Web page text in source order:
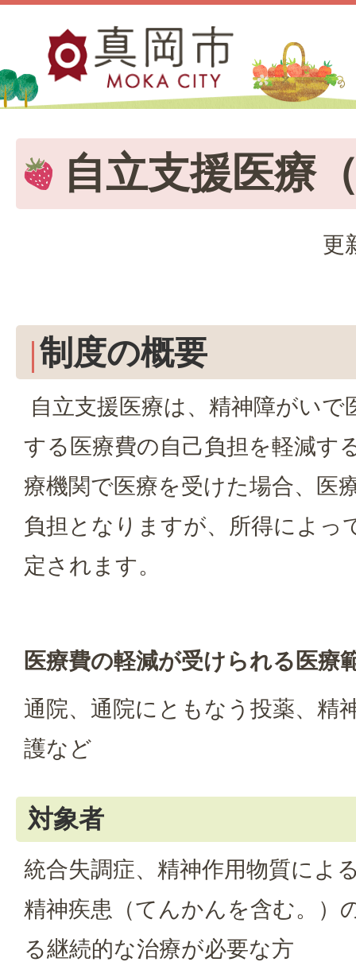
自立支援医療
更
制度の概要
自立支援医療は、精神障がいで
する医療費の自己負担を軽減す
療機関で医療を受けた場合、医
負担となりますが、所得によっ
定されます。
医療費の軽減が受けられる医療
通院、通院にともなう投薬、精
護など
対象者
統合失調症、精神作用物質によ
精神疾患（てんかんを含む。）
る継続的な治療が必要な方